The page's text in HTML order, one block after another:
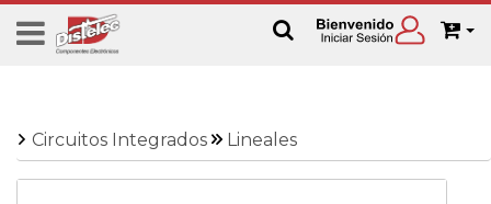
Circuitos Integrados Lineales